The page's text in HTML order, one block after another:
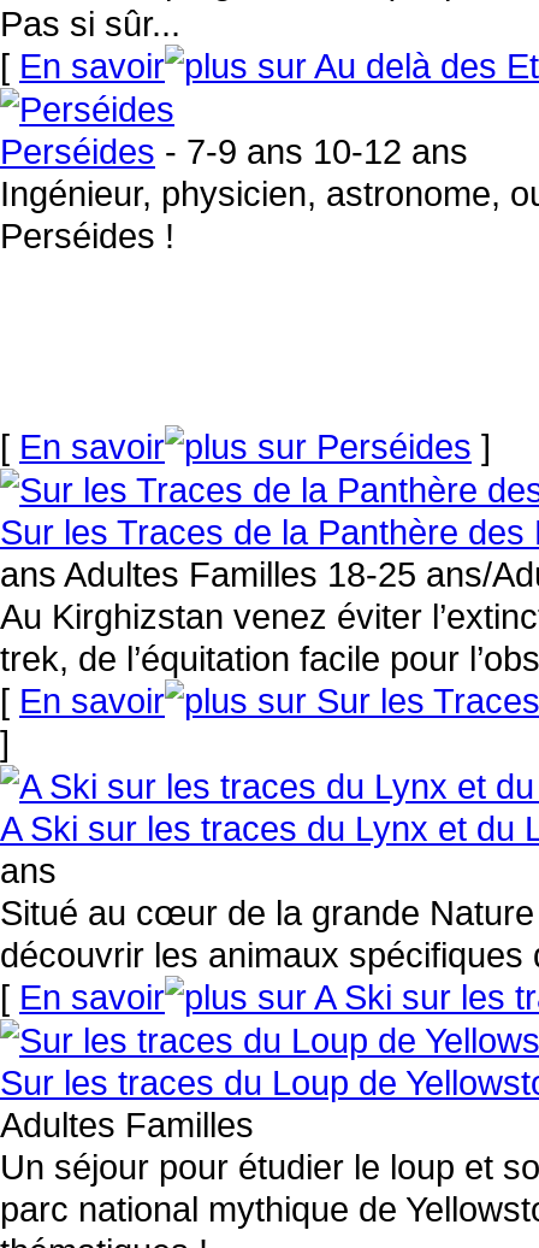
Pas si sûr...
[ En savoir
Perséides - 7-9 ans 10-12 ans
Ingénieur, physicien, astronome,
Perséides !
[ En savoir ]
Sur les Traces de la Panthère
ans Adultes Familles 18-25 ans/
Au Kirghizstan venez éviter
trek, de l’équitation facile pour
[ En savoir
]
A Ski sur les traces du Lynx et du
ans
Situé au cœur de la grande
découvrir les animaux
[ En savoir
Sur les traces du Loup de
Adultes Familles
Un séjour pour étudier le loup et
parc national mythique de